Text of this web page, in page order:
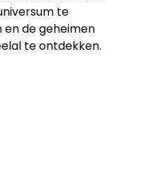
te
en de geheimen
te ontdekken.